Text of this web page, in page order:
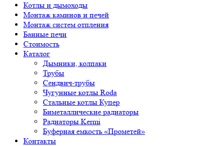
Котлы и дымоходы
Монтаж каминов и печей
Монтаж систем отпления
Банные печи
Стоимость
Каталог
Дымники, колпаки
Трубы
Сендвич-трубы
Чугунные котлы Roda
Стальные котлы Купер
Биметаллические радиаторы
Радиаторы Kermi
Буферная емкость «Прометей»
Контакты